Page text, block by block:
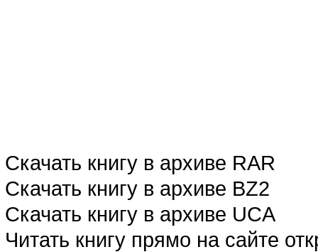
Скачать книгу в архиве RAR
Скачать книгу в архиве BZ2
Скачать книгу в архиве UCA
Читать книгу прямо на сайте